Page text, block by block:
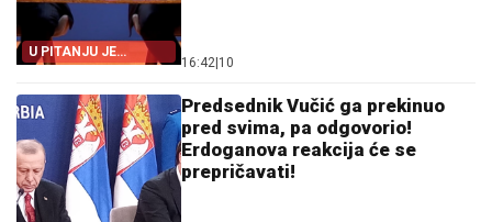
U PITANJU JE
MILIJARDA EVRA!
16:42 10
Predsednik Vučić ga prekinuo
pred svima, pa odgovorio!
Erdoganova reakcija će se
prepričavati!